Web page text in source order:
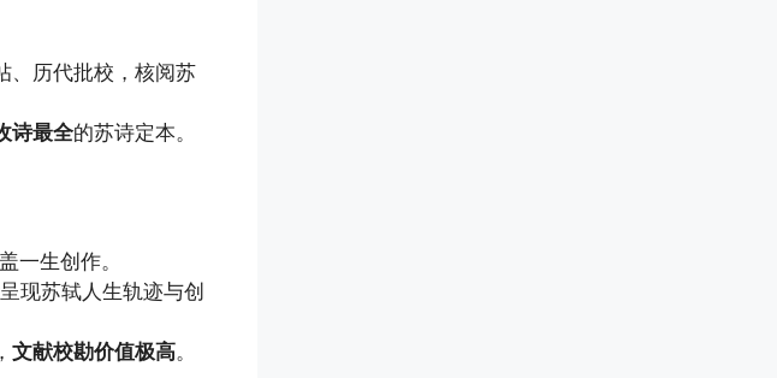
、历代批校，核阅苏
诗最全的苏诗定本。
一生创作。
现苏轼人生轨迹与创
文献校勘价值极高。